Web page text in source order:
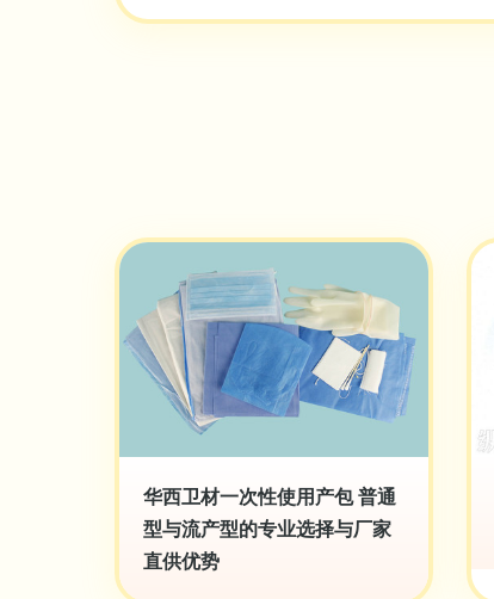
华西卫材一次性使用产包 普通
型与流产型的专业选择与厂家
直供优势